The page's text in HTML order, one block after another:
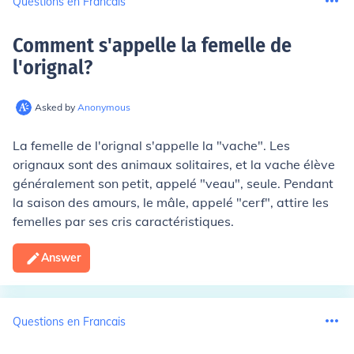
Comment s'appelle la femelle de
l'orignal?
Asked by Anonymous
La femelle de l'orignal s'appelle la "vache". Les
orignaux sont des animaux solitaires, et la vache élève
généralement son petit, appelé "veau", seule. Pendant
la saison des amours, le mâle, appelé "cerf", attire les
femelles par ses cris caractéristiques.
Answer
Questions en Francais